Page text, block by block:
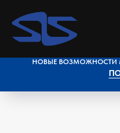
НОВЫЕ ВОЗМОЖНОСТИ